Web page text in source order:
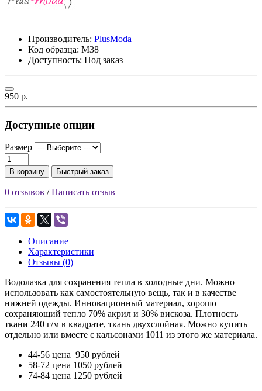
Производитель: PlusModa
Код образца: М38
Доступность: Под заказ
950 р.
Доступные опции
Размер
В корзину Быстрый заказ
0 отзывов /Написать отзыв
Описание
Характеристики
Отзывы (0)
Водолазка для сохранения тепла в холодные дни. Можно
использовать как самостоятельную вещь, так и в качестве
нижней одежды. Инновационный материал, хорошо
сохраняющий тепло 70% акрил и 30% вискоза. Плотность
ткани 240 г/м в квадрате, ткань двухслойная. Можно купить
отдельно или вместе с кальсонами 1011 из этого же материала.
44-56 цена 950 рублей
58-72 цена 1050 рублей
74-84 цена 1250 рублей